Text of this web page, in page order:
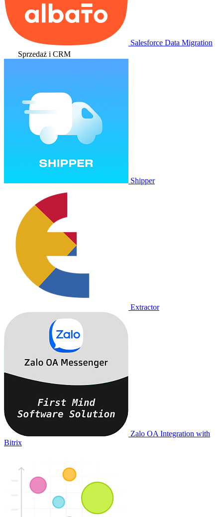
Salesforce Data Migration
Sprzedaż i CRM
Shipper
Extractor
Zalo OA Integration with
Bitrix